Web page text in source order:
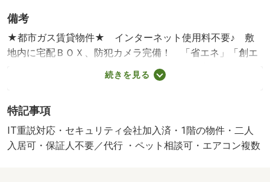
備考
★都市ガス賃貸物件★ インターネット使用料不要♪ 敷
地内に宅配ＢＯＸ、防犯カメラ完備！ 「省エネ」「創エ
ネ」「断熱」のＺＥＨ採用☆ 追い焚き、浴室乾燥機、エ
アコン、照明、Ｗ－ＣＬ、システムキッチンなど設備充実
猫） ★家具家電レンタル利用可★ 図面や設備が現況と
異なる場合、現況優先と致します。 別途月額費用：ｒｕ
ｕｍサポート１，９８０円 更新事務手数料：２２，０
続きを見る
特記事項
IT重説対応・セキュリティ会社加入済・1階の物件・二人
入居可・保証人不要／代行 ・ペット相談可・エアコン複数